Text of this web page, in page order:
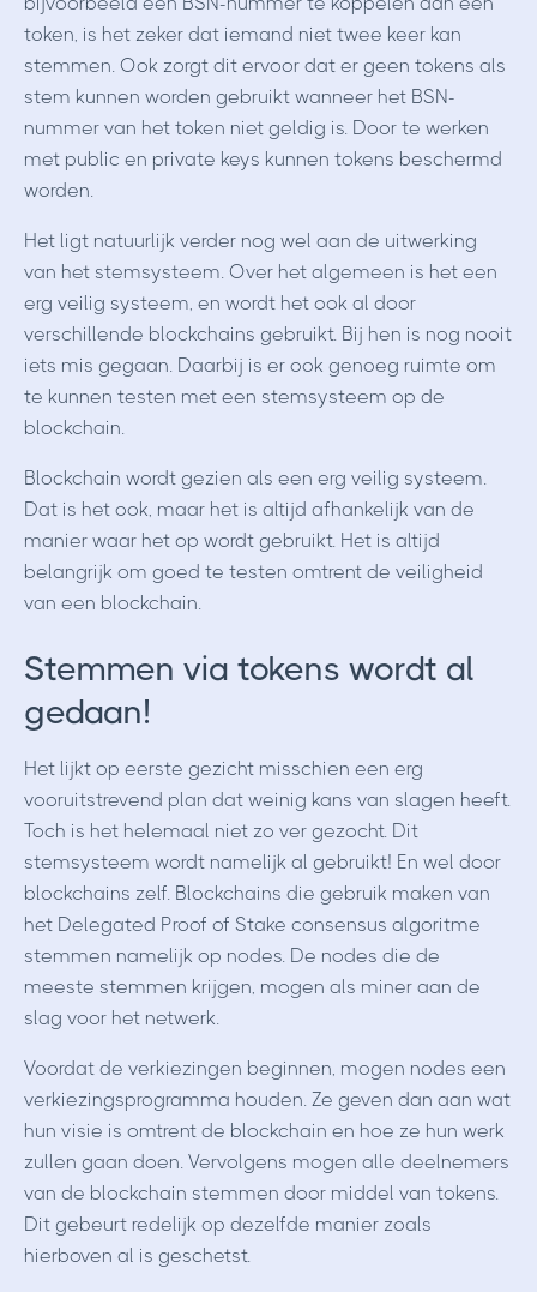
token, is het zeker dat iemand niet twee keer kan
stemmen. Ook zorgt dit ervoor dat er geen tokens als
stem kunnen worden gebruikt wanneer het BSN-
nummer van het token niet geldig is. Door te werken
met public en private keys kunnen tokens beschermd
worden.
Het ligt natuurlijk verder nog wel aan de uitwerking
van het stemsysteem. Over het algemeen is het een
erg veilig systeem, en wordt het ook al door
verschillende blockchains gebruikt. Bij hen is nog nooit
iets mis gegaan. Daarbij is er ook genoeg ruimte om
te kunnen testen met een stemsysteem op de
blockchain.
Blockchain wordt gezien als een erg veilig systeem.
Dat is het ook, maar het is altijd afhankelijk van de
manier waar het op wordt gebruikt. Het is altijd
belangrijk om goed te testen omtrent de veiligheid
van een blockchain.
Stemmen via tokens wordt al
gedaan!
Het lijkt op eerste gezicht misschien een erg
vooruitstrevend plan dat weinig kans van slagen heeft.
Toch is het helemaal niet zo ver gezocht. Dit
stemsysteem wordt namelijk al gebruikt! En wel door
blockchains zelf. Blockchains die gebruik maken van
het Delegated Proof of Stake consensus algoritme
stemmen namelijk op nodes. De nodes die de
meeste stemmen krijgen, mogen als miner aan de
slag voor het netwerk.
Voordat de verkiezingen beginnen, mogen nodes een
verkiezingsprogramma houden. Ze geven dan aan wat
hun visie is omtrent de blockchain en hoe ze hun werk
zullen gaan doen. Vervolgens mogen alle deelnemers
van de blockchain stemmen door middel van tokens.
Dit gebeurt redelijk op dezelfde manier zoals
hierboven al is geschetst.